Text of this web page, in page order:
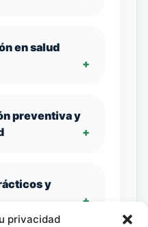
privacidad
en salud
preventiva y
y